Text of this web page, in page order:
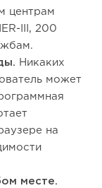
центрам
III, 200
Никаких
может
на
месте.